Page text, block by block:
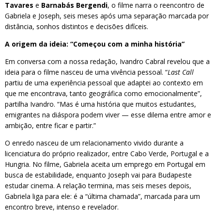
Tavares e Barnabás Bergendi, o filme narra o reencontro de
Gabriela e Joseph, seis meses após uma separação marcada por
distância, sonhos distintos e decisões difíceis.
A origem da ideia: “Começou com a minha história”
Em conversa com a nossa redação, Ivandro Cabral revelou que a
ideia para o filme nasceu de uma vivência pessoal. “Last Call
partiu de uma experiência pessoal que adaptei ao contexto em
que me encontrava, tanto geográfica como emocionalmente”,
partilha Ivandro. “Mas é uma história que muitos estudantes,
emigrantes na diáspora podem viver — esse dilema entre amor e
ambição, entre ficar e partir.”
O enredo nasceu de um relacionamento vivido durante a
licenciatura do próprio realizador, entre Cabo Verde, Portugal e a
Hungria. No filme, Gabriela aceita um emprego em Portugal em
busca de estabilidade, enquanto Joseph vai para Budapeste
estudar cinema. A relação termina, mas seis meses depois,
Gabriela liga para ele: é a “última chamada”, marcada para um
encontro breve, intenso e revelador.